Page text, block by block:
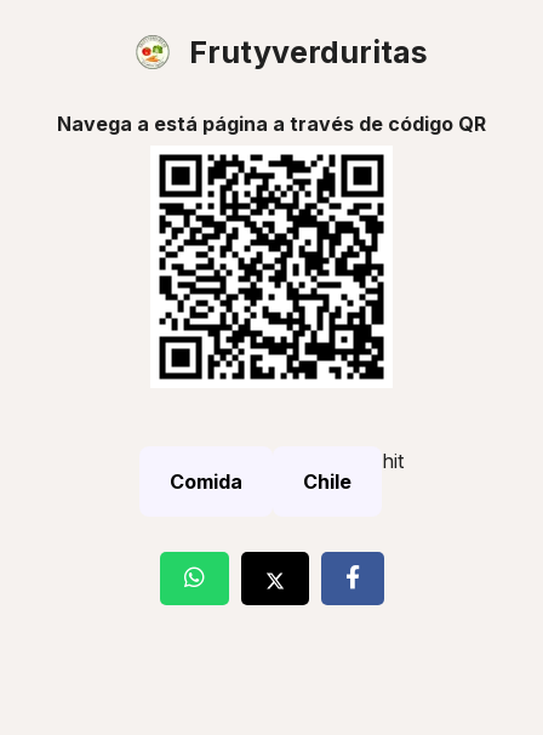
Frutyverduritas
Navega a está página a través de código QR
Comida Chile
hit